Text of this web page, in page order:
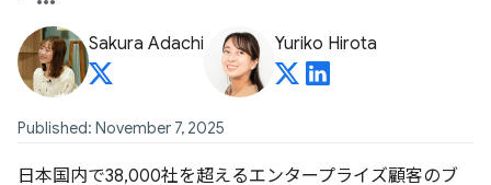
Sakura Adachi Yuriko Hirota
Published: November 7, 2025
日本国内で38,000社を超えるエンタープライズ顧客のブ